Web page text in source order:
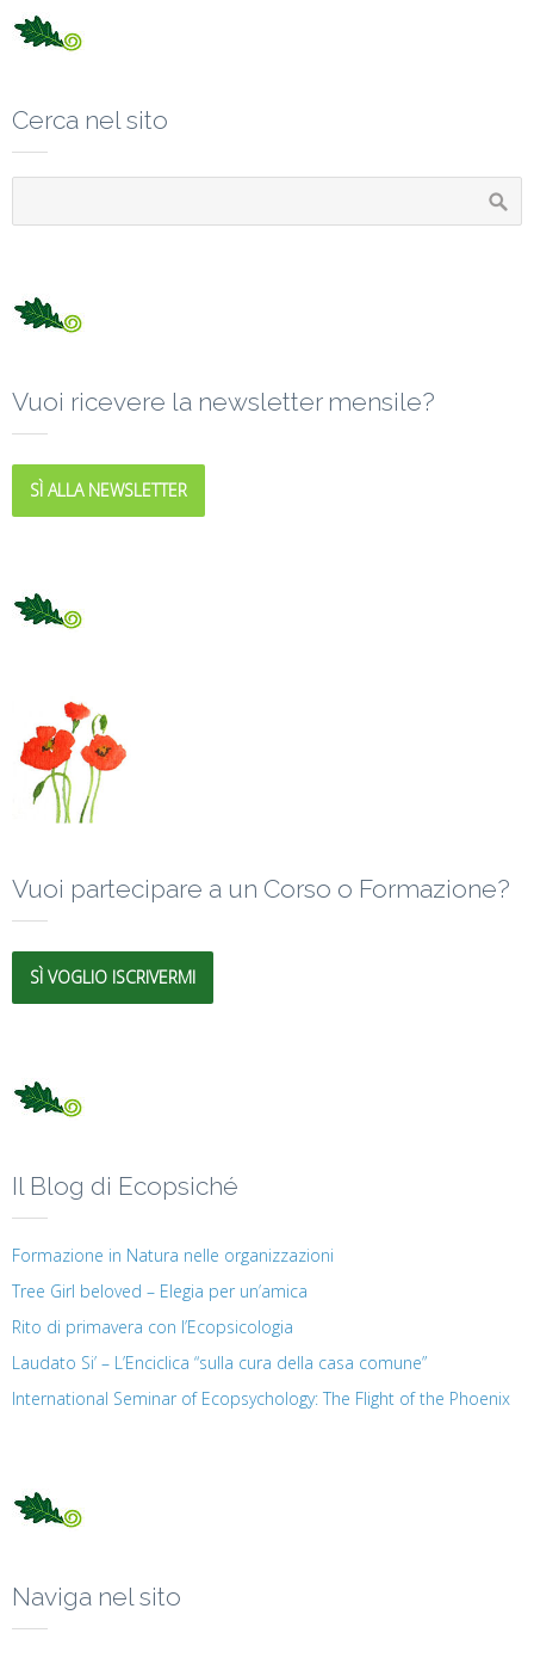
Cerca nel sito
Vuoi ricevere la newsletter mensile?
SÌ ALLA NEWSLETTER
Vuoi partecipare a un Corso o Formazione?
SÌ VOGLIO ISCRIVERMI
Il Blog di Ecopsiché
Formazione in Natura nelle organizzazioni
Tree Girl beloved – Elegia per un’amica
Rito di primavera con l’Ecopsicologia
Laudato Si’ – L’Enciclica “sulla cura della casa comune”
International Seminar of Ecopsychology: The Flight of the Phoenix
Naviga nel sito